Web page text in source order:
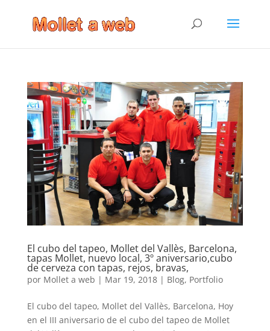
El cubo del tapeo, Mollet del Vallès, Barcelona,
tapas Mollet, nuevo local, 3º aniversario,cubo
de cerveza con tapas, rejos, bravas,
por Mollet a web | Mar 19, 2018| Blog, Portfolio
El cubo del tapeo, Mollet del Vallès, Barcelona, Hoy
en el III aniversario de el cubo del tapeo de Mollet